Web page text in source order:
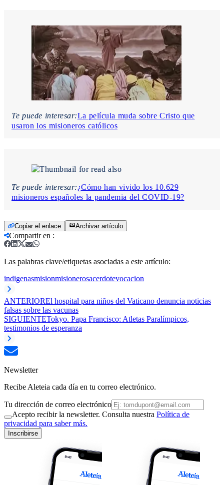
Te puede interesar:La película muda sobre Cristo que
usaron los misioneros católicos
Te puede interesar:¿Cómo han vivido los 10.629
misioneros españoles la pandemia del COVID-19?
Copiar el enlace Archivar artículo
Compartir en :
Las palabras clave/etiquetas asociadas a este artículo:
indigenasmisionmisionerosacerdotevocacion
ANTERIOREl hospital para niños del Vaticano denuncia noticias
falsas sobre las vacunas
SIGUIENTETokyo. Papa Francisco: Atletas Paralímpicos,
testimonios de esperanza
Newsletter
Recibe Aleteia cada día en tu correo electrónico.
Tu dirección de correo electrónico
Acepto recibir la newsletter. Consulta nuestra Política de
privacidad para saber más.
Inscribirse